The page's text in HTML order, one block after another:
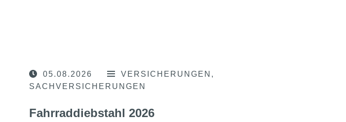
05.08.2026
VERSICHERUNGEN
SACHVERSICHERUNGEN
Fahrraddiebstahl 2026